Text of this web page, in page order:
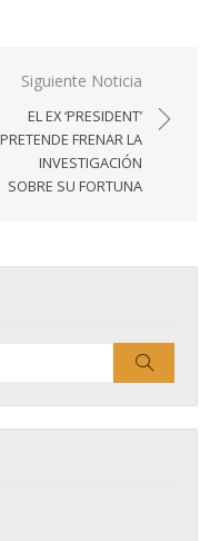
Siguiente Noticia
EL EX ‘PRESIDENT’
PRETENDE FRENAR LA
INVESTIGACIÓN
SOBRE SU FORTUNA